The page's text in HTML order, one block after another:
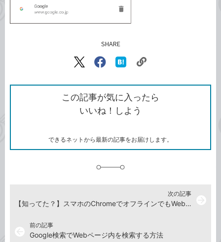
SHARE
X（旧
で
シ
ェ
ア
Facebook
シ
ェ
ア
な
ブ
ッ
ク
ク
ク
を
コ
この記事が気に入ったら
いいね！しよう
できるネットから最新の記事をお届けします。
前の記事
Google検索でWebページ内を検索する方法
次の記事
【知ってた？】スマホのChromeでオフラインでもWebページが読めるようにする方法